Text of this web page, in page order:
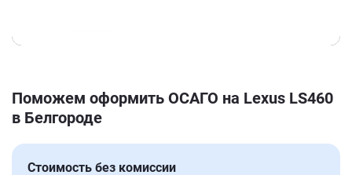
Поможем оформить ОСАГО на Lexus LS460
в Белгороде
Стоимость без комиссии